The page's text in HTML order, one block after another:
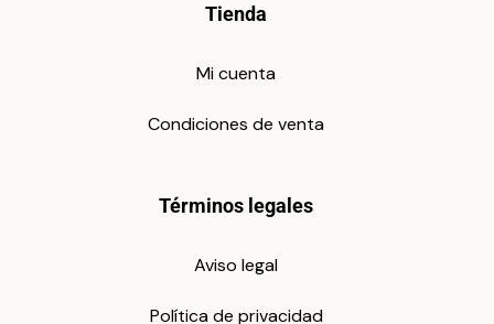
Tienda
Mi cuenta
Condiciones de venta
Términos legales
Aviso legal
Política de privacidad